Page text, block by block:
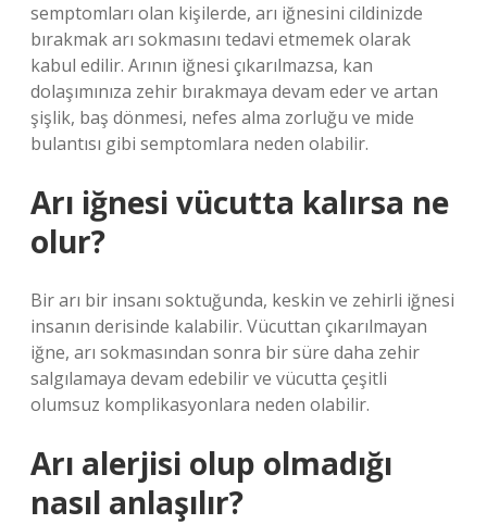
semptomları olan kişilerde, arı iğnesini cildinizde
bırakmak arı sokmasını tedavi etmemek olarak
kabul edilir. Arının iğnesi çıkarılmazsa, kan
dolaşımınıza zehir bırakmaya devam eder ve artan
şişlik, baş dönmesi, nefes alma zorluğu ve mide
bulantısı gibi semptomlara neden olabilir.
Arı iğnesi vücutta kalırsa ne
olur?
Bir arı bir insanı soktuğunda, keskin ve zehirli iğnesi
insanın derisinde kalabilir. Vücuttan çıkarılmayan
iğne, arı sokmasından sonra bir süre daha zehir
salgılamaya devam edebilir ve vücutta çeşitli
olumsuz komplikasyonlara neden olabilir.
Arı alerjisi olup olmadığı
nasıl anlaşılır?